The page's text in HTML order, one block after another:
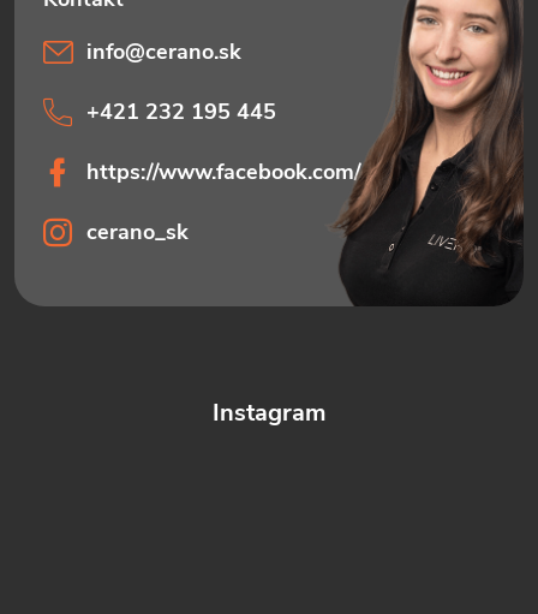
Instagram
info@cerano.sk
+421 232 195 445
https://www.facebook.com/ceranosk
cerano_sk